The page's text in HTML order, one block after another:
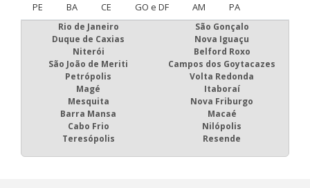
PE
BA CE GO e DF AM PA
Rio de Janeiro
São Gonçalo
Duque de Caxias
Nova Iguaçu
Niterói
Belford Roxo
São João de Meriti
Campos dos Goytacazes
Petrópolis
Volta Redonda
Magé
Itaboraí
Mesquita
Nova Friburgo
Barra Mansa
Macaé
Cabo Frio
Nilópolis
Teresópolis
Resende